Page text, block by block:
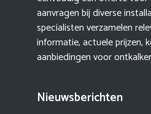
aanvragen bij diverse
specialisten verzamelen
informatie, actuele prijzen,
aanbiedingen voor
Nieuwsberichten